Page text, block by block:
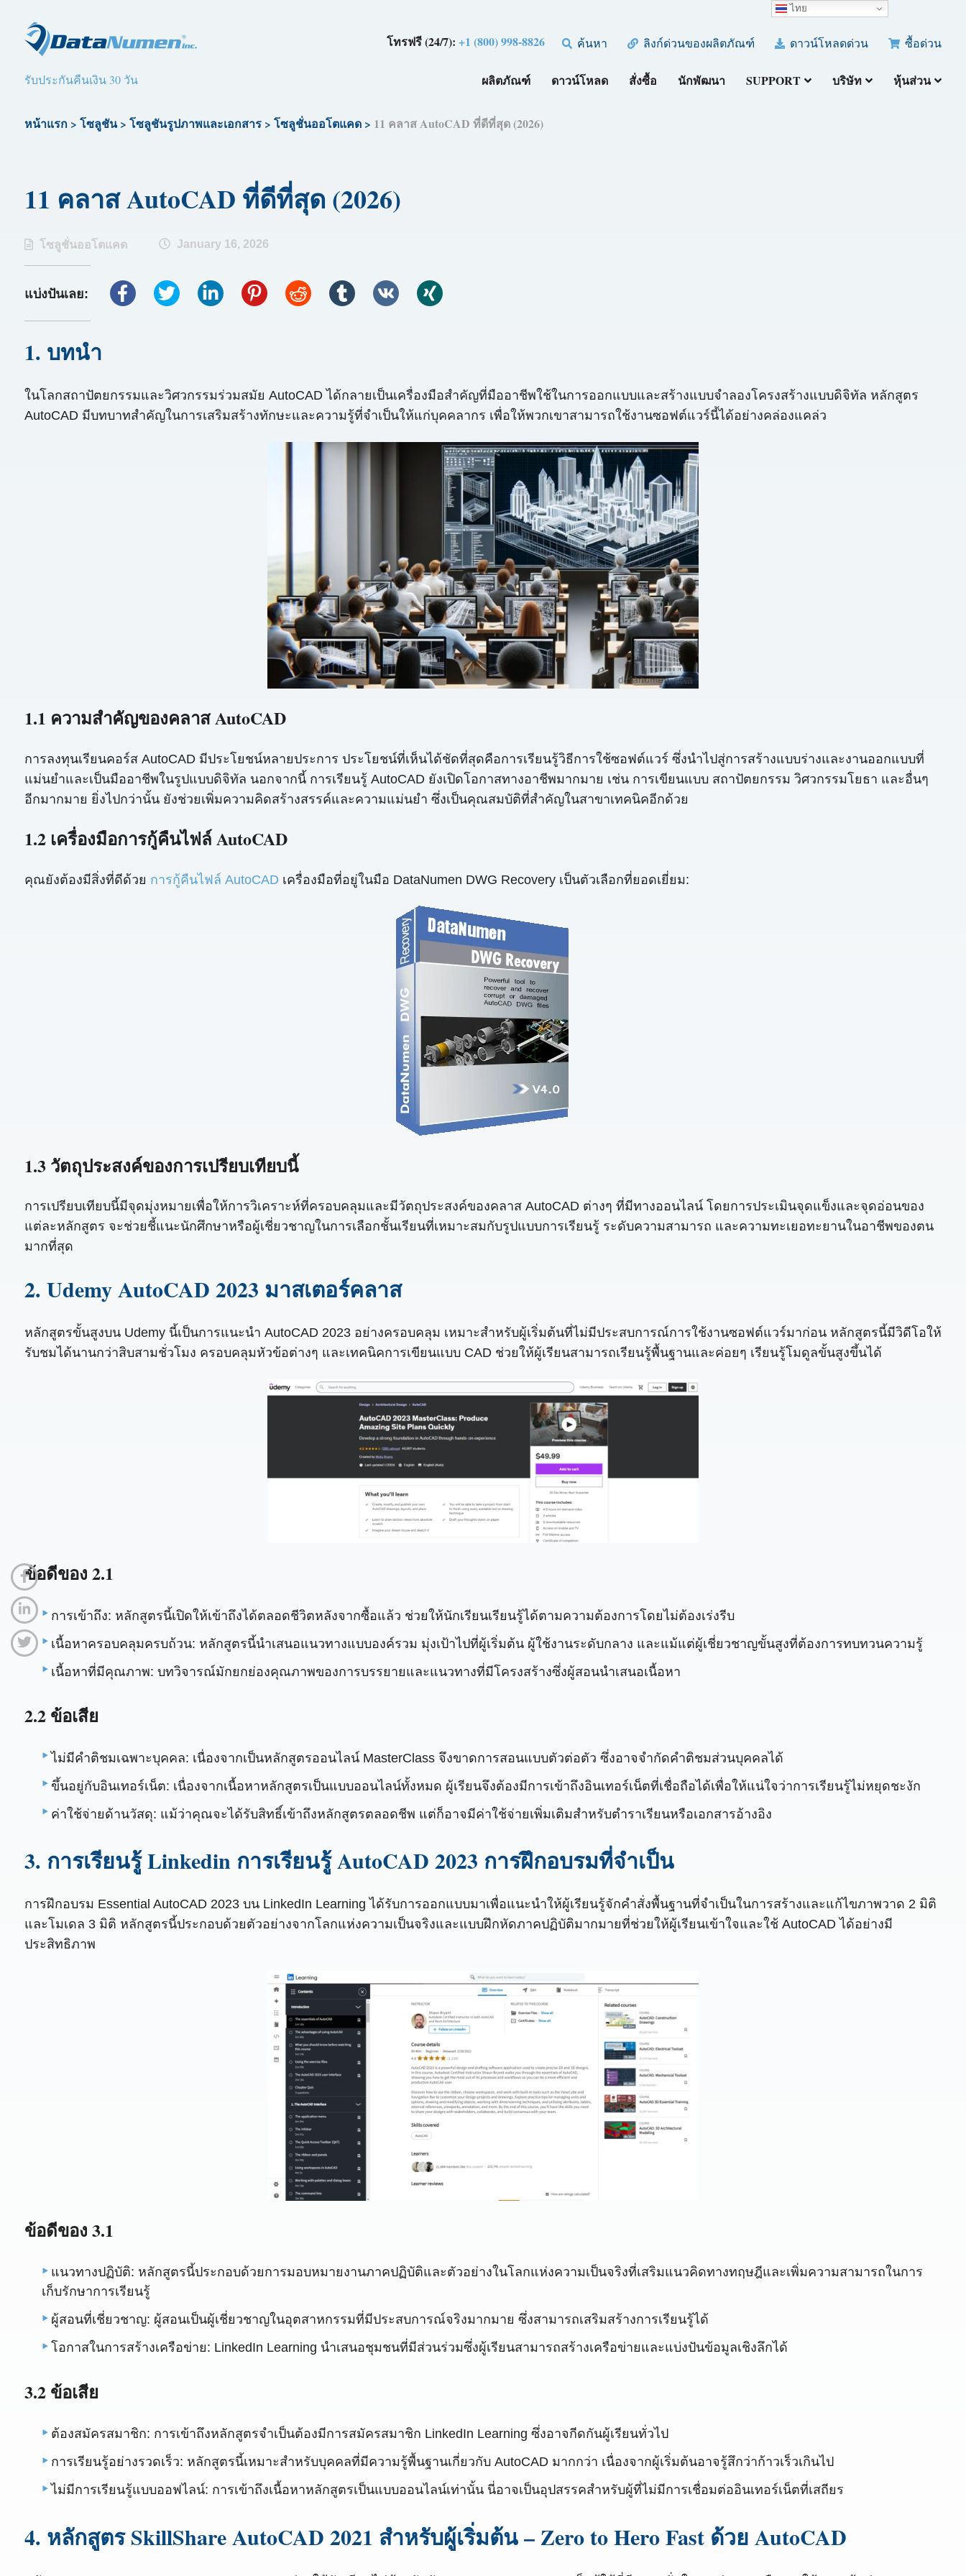
โทรฟรี (24/7):+1 (800) 998-8826 ค้นหา ลิงก์ด่วนของผลิตภัณฑ์ ดาวน์โหลดด่วน ซื้อด่วน
รับประกันคืนเงิน 30 วัน ผลิตภัณฑ์ ดาวน์โหลด สั่งซื้อ นักพัฒนา SUPPORT บริษัท หุ้นส่วน
หน้าแรก> โซลูชัน> โซลูชันรูปภาพและเอกสาร> โซลูชั่นออโตแคด> 11 คลาส AutoCAD ที่ดีที่สุด (2026)
11 คลาส AutoCAD ที่ดีที่สุด (2026)
โซลูชั่นออโตแคด January 16, 2026
แบ่งปันเลย:
1. บทนำ
ในโลกสถาปัตยกรรมและวิศวกรรมร่วมสมัย AutoCAD ได้กลายเป็นเครื่องมือสำคัญที่มืออาชีพใช้ในการออกแบบและสร้างแบบจำลองโครงสร้างแบบดิจิทัล หลักสูตร
AutoCAD มีบทบาทสำคัญในการเสริมสร้างทักษะและความรู้ที่จำเป็นให้แก่บุคคลากร เพื่อให้พวกเขาสามารถใช้งานซอฟต์แวร์นี้ได้อย่างคล่องแคล่ว
1.1 ความสำคัญของคลาส AutoCAD
การลงทุนเรียนคอร์ส AutoCAD มีประโยชน์หลายประการ ประโยชน์ที่เห็นได้ชัดที่สุดคือการเรียนรู้วิธีการใช้ซอฟต์แวร์ ซึ่งนำไปสู่การสร้างแบบร่างและงานออกแบบที่
แม่นยำและเป็นมืออาชีพในรูปแบบดิจิทัล นอกจากนี้ การเรียนรู้ AutoCAD ยังเปิดโอกาสทางอาชีพมากมาย เช่น การเขียนแบบ สถาปัตยกรรม วิศวกรรมโยธา และอื่นๆ
อีกมากมาย ยิ่งไปกว่านั้น ยังช่วยเพิ่มความคิดสร้างสรรค์และความแม่นยำ ซึ่งเป็นคุณสมบัติที่สำคัญในสาขาเทคนิคอีกด้วย
1.2 เครื่องมือการกู้คืนไฟล์ AutoCAD
คุณยังต้องมีสิ่งที่ดีด้วย การกู้คืนไฟล์ AutoCAD เครื่องมือที่อยู่ในมือ DataNumen DWG Recovery เป็นตัวเลือกที่ยอดเยี่ยม:
1.3 วัตถุประสงค์ของการเปรียบเทียบนี้
การเปรียบเทียบนี้มีจุดมุ่งหมายเพื่อให้การวิเคราะห์ที่ครอบคลุมและมีวัตถุประสงค์ของคลาส AutoCAD ต่างๆ ที่มีทางออนไลน์ โดยการประเมินจุดแข็งและจุดอ่อนของ
แต่ละหลักสูตร จะช่วยชี้แนะนักศึกษาหรือผู้เชี่ยวชาญในการเลือกชั้นเรียนที่เหมาะสมกับรูปแบบการเรียนรู้ ระดับความสามารถ และความทะเยอทะยานในอาชีพของตน
มากที่สุด
2. Udemy AutoCAD 2023 มาสเตอร์คลาส
หลักสูตรขั้นสูงบน Udemy นี้เป็นการแนะนำ AutoCAD 2023 อย่างครอบคลุม เหมาะสำหรับผู้เริ่มต้นที่ไม่มีประสบการณ์การใช้งานซอฟต์แวร์มาก่อน หลักสูตรนี้มีวิดีโอให้
รับชมได้นานกว่าสิบสามชั่วโมง ครอบคลุมหัวข้อต่างๆ และเทคนิคการเขียนแบบ CAD ช่วยให้ผู้เรียนสามารถเรียนรู้พื้นฐานและค่อยๆ เรียนรู้โมดูลขั้นสูงขึ้นได้
ข้อดีของ 2.1
การเข้าถึง: หลักสูตรนี้เปิดให้เข้าถึงได้ตลอดชีวิตหลังจากซื้อแล้ว ช่วยให้นักเรียนเรียนรู้ได้ตามความต้องการโดยไม่ต้องเร่งรีบ
เนื้อหาครอบคลุมครบถ้วน: หลักสูตรนี้นำเสนอแนวทางแบบองค์รวม มุ่งเป้าไปที่ผู้เริ่มต้น ผู้ใช้งานระดับกลาง และแม้แต่ผู้เชี่ยวชาญขั้นสูงที่ต้องการทบทวนความรู้
เนื้อหาที่มีคุณภาพ: บทวิจารณ์มักยกย่องคุณภาพของการบรรยายและแนวทางที่มีโครงสร้างซึ่งผู้สอนนำเสนอเนื้อหา
2.2 ข้อเสีย
ไม่มีคำติชมเฉพาะบุคคล: เนื่องจากเป็นหลักสูตรออนไลน์ MasterClass จึงขาดการสอนแบบตัวต่อตัว ซึ่งอาจจำกัดคำติชมส่วนบุคคลได้
ขึ้นอยู่กับอินเทอร์เน็ต: เนื่องจากเนื้อหาหลักสูตรเป็นแบบออนไลน์ทั้งหมด ผู้เรียนจึงต้องมีการเข้าถึงอินเทอร์เน็ตที่เชื่อถือได้เพื่อให้แน่ใจว่าการเรียนรู้ไม่หยุดชะงัก
ค่าใช้จ่ายด้านวัสดุ: แม้ว่าคุณจะได้รับสิทธิ์เข้าถึงหลักสูตรตลอดชีพ แต่ก็อาจมีค่าใช้จ่ายเพิ่มเติมสำหรับตำราเรียนหรือเอกสารอ้างอิง
3. การเรียนรู้ Linkedin การเรียนรู้ AutoCAD 2023 การฝึกอบรมที่จำเป็น
การฝึกอบรม Essential AutoCAD 2023 บน LinkedIn Learning ได้รับการออกแบบมาเพื่อแนะนำให้ผู้เรียนรู้จักคำสั่งพื้นฐานที่จำเป็นในการสร้างและแก้ไขภาพวาด 2 มิติ
และโมเดล 3 มิติ หลักสูตรนี้ประกอบด้วยตัวอย่างจากโลกแห่งความเป็นจริงและแบบฝึกหัดภาคปฏิบัติมากมายที่ช่วยให้ผู้เรียนเข้าใจและใช้ AutoCAD ได้อย่างมี
ประสิทธิภาพ
ข้อดีของ 3.1
แนวทางปฏิบัติ: หลักสูตรนี้ประกอบด้วยการมอบหมายงานภาคปฏิบัติและตัวอย่างในโลกแห่งความเป็นจริงที่เสริมแนวคิดทางทฤษฎีและเพิ่มความสามารถในการ
เก็บรักษาการเรียนรู้
ผู้สอนที่เชี่ยวชาญ: ผู้สอนเป็นผู้เชี่ยวชาญในอุตสาหกรรมที่มีประสบการณ์จริงมากมาย ซึ่งสามารถเสริมสร้างการเรียนรู้ได้
โอกาสในการสร้างเครือข่าย: LinkedIn Learning นำเสนอชุมชนที่มีส่วนร่วมซึ่งผู้เรียนสามารถสร้างเครือข่ายและแบ่งปันข้อมูลเชิงลึกได้
3.2 ข้อเสีย
ต้องสมัครสมาชิก: การเข้าถึงหลักสูตรจำเป็นต้องมีการสมัครสมาชิก LinkedIn Learning ซึ่งอาจกีดกันผู้เรียนทั่วไป
การเรียนรู้อย่างรวดเร็ว: หลักสูตรนี้เหมาะสำหรับบุคคลที่มีความรู้พื้นฐานเกี่ยวกับ AutoCAD มากกว่า เนื่องจากผู้เริ่มต้นอาจรู้สึกว่าก้าวเร็วเกินไป
ไม่มีการเรียนรู้แบบออฟไลน์: การเข้าถึงเนื้อหาหลักสูตรเป็นแบบออนไลน์เท่านั้น นี่อาจเป็นอุปสรรคสำหรับผู้ที่ไม่มีการเชื่อมต่ออินเทอร์เน็ตที่เสถียร
4. หลักสูตร SkillShare AutoCAD 2021 สำหรับผู้เริ่มต้น – Zero to Hero Fast ด้วย AutoCAD
ไทย